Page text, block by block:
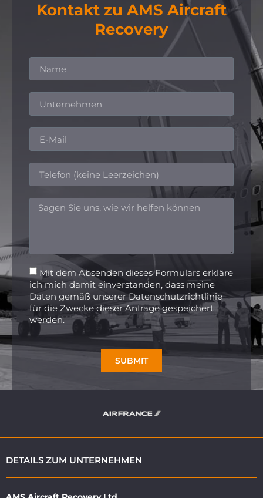
Kontakt zu AMS Aircraft
Recovery
Mit dem Absenden dieses Formulars erkläre
ich mich damit einverstanden, dass meine
Daten gemäß unserer Datenschutzrichtlinie
für die Zwecke dieser Anfrage gespeichert
werden.
SUBMIT
DETAILS ZUM UNTERNEHMEN